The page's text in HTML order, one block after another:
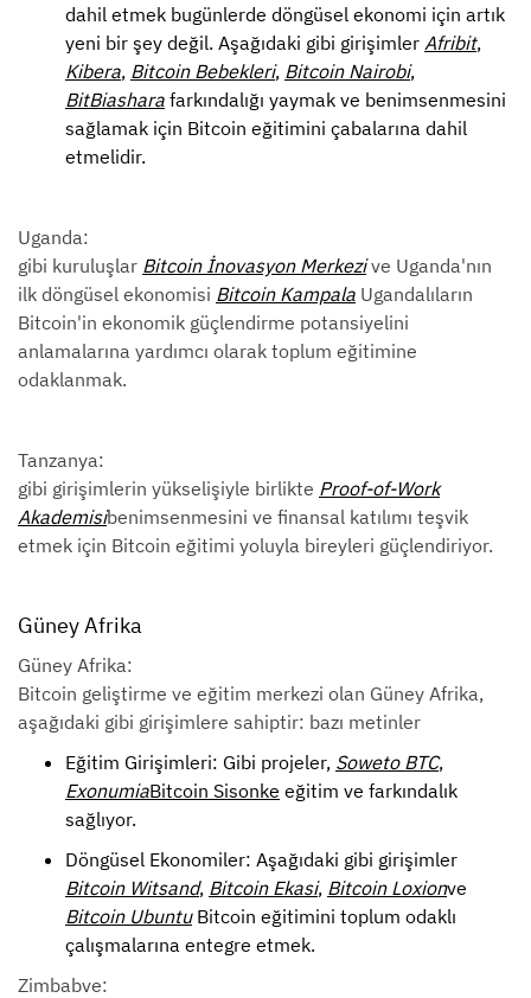
dahil etmek bugünlerde döngüsel ekonomi için artık
yeni bir şey değil. Aşağıdaki gibi girişimler Afribit,
Kibera, Bitcoin Bebekleri, Bitcoin Nairobi,
BitBiashara farkındalığı yaymak ve benimsenmesini
sağlamak için Bitcoin eğitimini çabalarına dahil
etmelidir.
Uganda:
gibi kuruluşlar Bitcoin İnovasyon Merkezive Uganda'nın
ilk döngüsel ekonomisi Bitcoin Kampala Ugandalıların
Bitcoin'in ekonomik güçlendirme potansiyelini
anlamalarına yardımcı olarak toplum eğitimine
odaklanmak.
Tanzanya:
gibi girişimlerin yükselişiyle birlikte Proof-of-Work
Akademisibenimsenmesini ve finansal katılımı teşvik
etmek için Bitcoin eğitimi yoluyla bireyleri güçlendiriyor.
Güney Afrika
Güney Afrika:
Bitcoin geliştirme ve eğitim merkezi olan Güney Afrika,
aşağıdaki gibi girişimlere sahiptir: bazı metinler
Eğitim Girişimleri: Gibi projeler, Soweto BTC,
ExonumiaBitcoin Sisonke eğitim ve farkındalık
sağlıyor.
Döngüsel Ekonomiler: Aşağıdaki gibi girişimler
Bitcoin Witsand, Bitcoin Ekasi, Bitcoin Loxionve
Bitcoin UbuntuBitcoin eğitimini toplum odaklı
çalışmalarına entegre etmek.
Zimbabve: